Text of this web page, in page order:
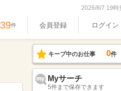
2026/8/7 19時
件 会員登録 ログイン
キープ中のお仕事 0件
Myサーチ
5件まで保存できます